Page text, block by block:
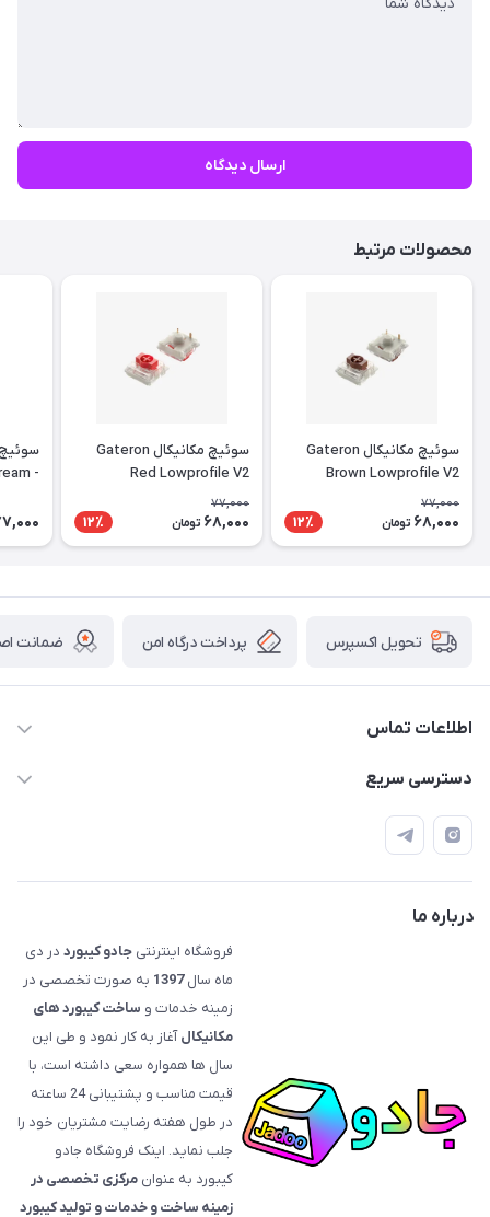
ارسال دیدگاه
محصولات مرتبط
سوئیچ مکانیکال Gateron
Brown Lowprofile V2
77,000
68,000 تومان 12٪
سوئیچ مکانیکال Gateron
Red Lowprofile V2
77,000
68,000 تومان 12٪
تحویل اکسپرس پرداخت درگاه امن ضمانت
اطلاعات تماس
09120992668
info@jadookb.com
حضوری، با هماهنگی)
دسترسی سریع
حساب کاربری
اصطلاحات و مفاهیم مرتبط به کیبوردهای مکانیکال
درباره ما
فروشگاه اینترنتی جادو کیبورد در دی
ماه سال1397 به صورت تخصصی در
زمینه خدمات و ساخت کیبورد های
مکانیکالآغاز به کار نمود و طی این
سال ها همواره سعی داشته است، با
قیمت‌ مناسب و پشتیبانی 24 ساعته
در طول هفته رضایت مشتریان خود را
جلب نماید. اینک فروشگاه جادو
کیبورد به عنوان مرکزی تخصصی در
زمینه ساخت و خدمات و تولید کیبورد